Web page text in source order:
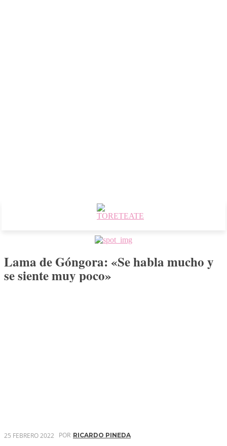
Lama de Góngora: «Se habla mucho y
se siente muy poco»
25 FEBRERO 2022 POR RICARDO PINEDA